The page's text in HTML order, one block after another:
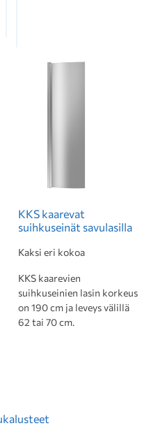
KKS kaarevat
suihkuseinät savulasilla
Kaksi eri kokoa
KKS kaarevien
suihkuseinien lasin korkeus
on 190 cm ja leveys välillä
62 tai 70 cm.